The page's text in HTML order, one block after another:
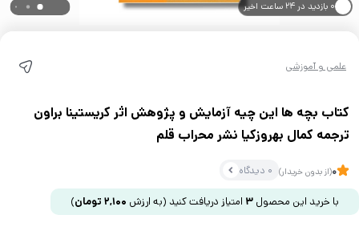
۰ خریدار در ۱ ماه اخیر
علمی و آموزشی
کتاب بچه ها این چیه آزمایش و پژوهش اثر کریستینا براون
ترجمه کمال بهروزکیا نشر محراب قلم
0(از بدون خریدار) 0 دیدگاه
با خرید این محصول 3 امتیاز دریافت کنید (به ارزش 2,100 تومان)